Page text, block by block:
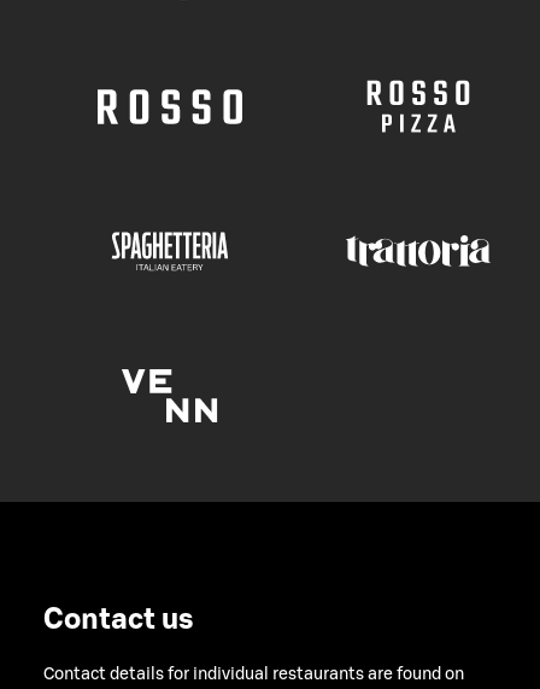
Contact us
Contact details for individual restaurants are found on